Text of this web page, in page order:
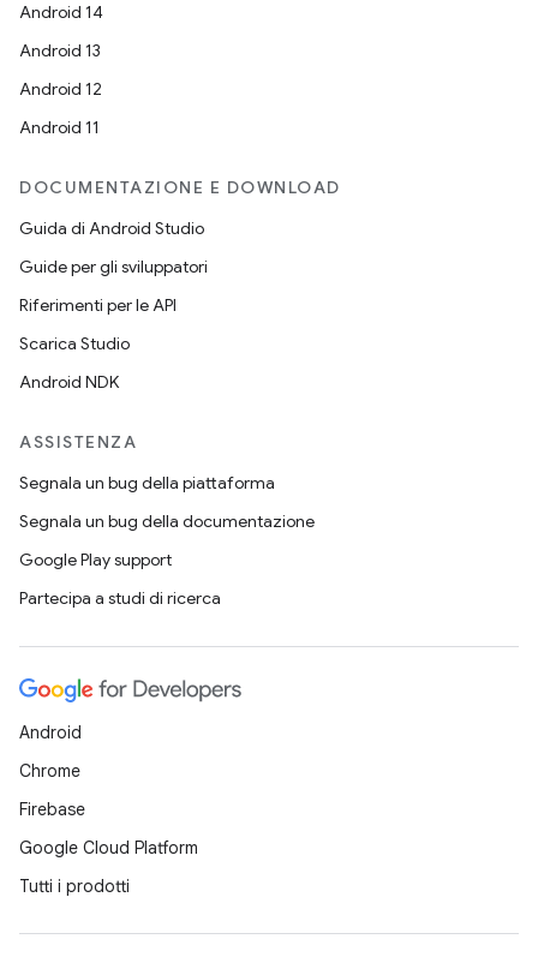
Android 14
Android 13
Android 12
Android 11
DOCUMENTAZIONE E DOWNLOAD
Guida di Android Studio
Guide per gli sviluppatori
Riferimenti per le API
Scarica Studio
Android NDK
ASSISTENZA
Segnala un bug della piattaforma
Segnala un bug della documentazione
Google Play support
Partecipa a studi di ricerca
Android
Chrome
Firebase
Google Cloud Platform
Tutti i prodotti